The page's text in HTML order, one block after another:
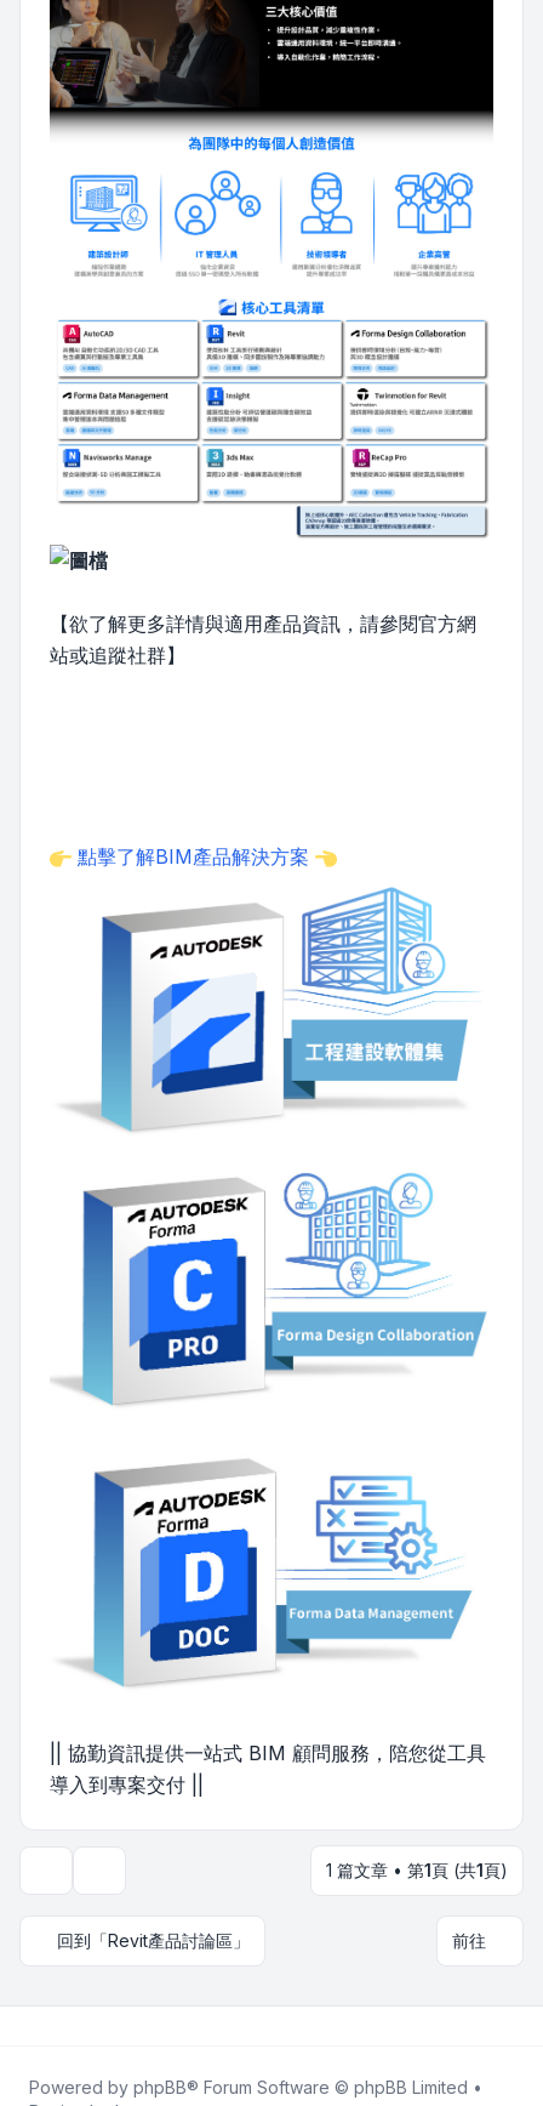
【欲了解更多詳情與適用產品資訊，請參閱官方網
站或追蹤社群】
點擊了解BIM產品解決方案
|| 協勤資訊提供一站式 BIM 顧問服務，陪您從工具
導入到專案交付 ||
1 篇文章 • 第1頁 (共1頁)
回到「Revit產品討論區」 前往
Powered by phpBB® Forum Software © phpBB Limited •